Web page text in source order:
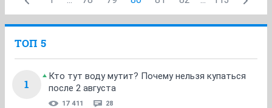
ТОП 5
1
Кто тут воду мутит? Почему нельзя купаться
после 2 августа
17 411 28